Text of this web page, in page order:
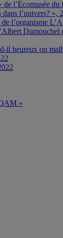
l’Écomusée
l’univers? »,
l’organisme
il heureux ou
»